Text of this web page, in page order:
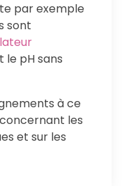
par exemple
sont
le pH sans
à ce
les
et sur les